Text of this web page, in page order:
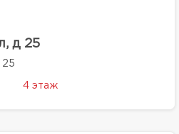
д 25
25
4 этаж